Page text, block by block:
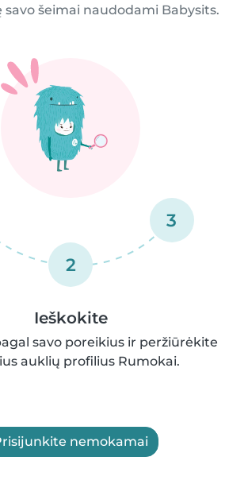
šeimai naudodami Babysits.
2
3
Ieškokite
savo poreikius ir peržiūrėkite
auklių profilius Rumokai.
nemokamai